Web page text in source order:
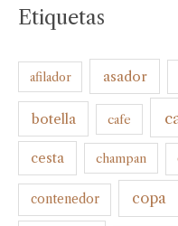
Etiquetas
afilador asador
botella cafe
cesta champan
contenedor copa